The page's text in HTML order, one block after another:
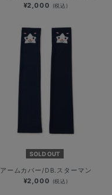
¥2,000 (税込)
SOLD OUT
アームカバー/DB.スターマン
¥2,000 (税込)